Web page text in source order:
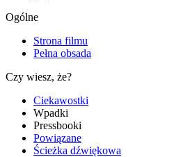
Ogólne
Strona filmu
Pełna obsada
Czy wiesz, że?
Ciekawostki
Wpadki
Pressbooki
Powiązane
Ścieżka dźwiękowa